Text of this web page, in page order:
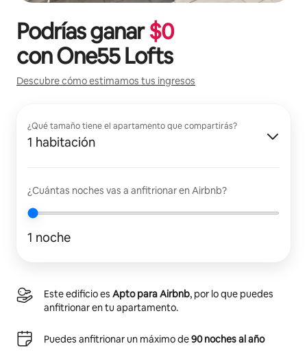
Podrías ganar$0
conOne55 Lofts
Descubre cómo estimamos tus ingresos
¿Qué tamaño tiene el apartamento que compartirás?
1 habitación
¿Cuántas noches vas a anfitrionar en Airbnb?
1 noche
Este edificio es Apto para Airbnb, por lo que puedes
anfitrionar en tu apartamento.
Puedes anfitrionar un máximo de90 noches al año